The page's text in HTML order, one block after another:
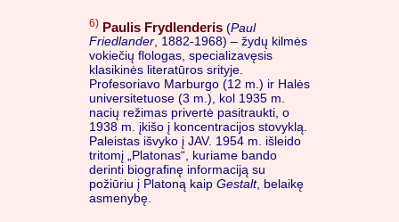
6) Paulis Frydlenderis (Paul
Friedlander , 1882-1968) – žydų kilmės
vokiečių flologas, specializavęsis
klasikinės literatūros srityje.
Profesoriavo Marburgo (12 m.) ir Halės
universitetuose (3 m.), kol 1935 m.
nacių režimas privertė pasitraukti, o
1938 m. įkišo į koncentracijos stovyklą.
Paleistas išvyko į JAV. 1954 m. išleido
tritomį „Platonas“, kuriame bando
derinti biografinę informaciją su
požiūriu į Platoną kaip Gestalt, belaikę
asmenybę.